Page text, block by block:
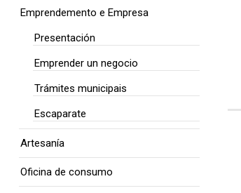
Emprendemento e Empresa
Presentación
Emprender un negocio
Trámites municipais
Escaparate
Artesanía
Oficina de consumo